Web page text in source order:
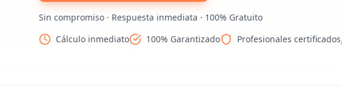
Sin compromiso · Respuesta inmediata · 100% Gratuito
Cálculo inmediato
100% Garantizado Profesionales certificados